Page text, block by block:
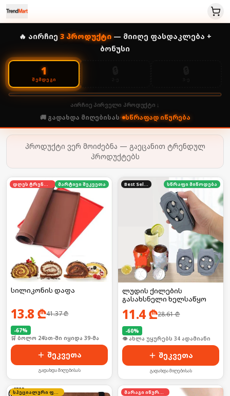
🔥 აირჩიე 3პროდუქტი— მიიღე ფასდაკლება +
ბონუსი
1
ᲨᲔᲛᲓᲔᲒᲘ
აირჩიე პირველი პროდუქტი ↓
🚚 გადახდა მიღებისას• სწრაფად იწურება
პროდუქტი ვერ მოიძებნა — გაეცანით ტრენდულ
პროდუქტებს
დღეს ტრენდში მარტივი შეკვეთა
სილიკონის დაფა
13.8 ₾41.37₾
-67%
🛒 ბოლო 24სთ-ში იყიდა 39-მა
შეკვეთა
გადახდა მიღებისას
Best Seller სწრაფი მიწოდება
ლუდის ქილების
გასახსნელი ხელსაწყო
11.4₾28.61₾
-60%
🛒 ბოლო 24სთ-ში იყიდა 51-მა
შეკვეთა
გადახდა მიღებისას
სპეციალური ფასი მარაგი იწურება